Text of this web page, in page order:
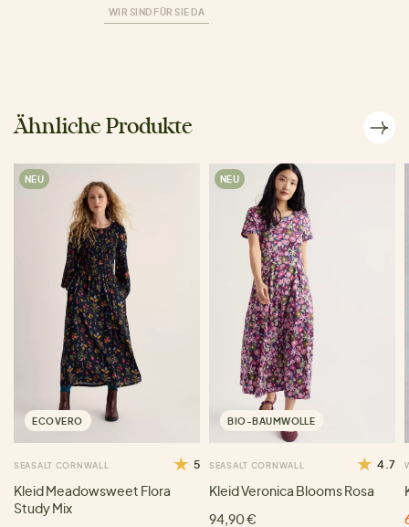
WIR SIND FÜR SIE DA
Ähnliche Produkte
NEU
ECOVERO
SEASALT CORNWALL 5
Kleid Meadowsweet Flora
Study Mix
NEU
BIO-BAUMWOLLE
SEASALT CORNWALL 4.7
Kleid Veronica Blooms Rosa
94,90 €